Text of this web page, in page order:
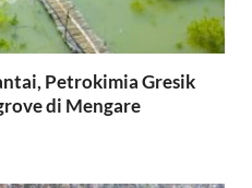
Petrokimia Gresik
di Mengare